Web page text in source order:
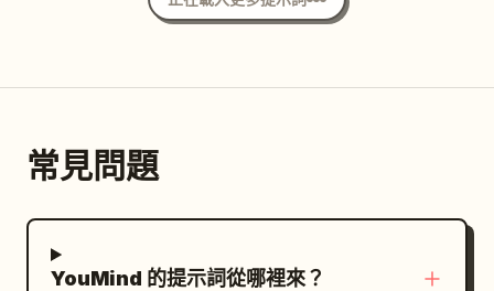
掛鉤掛著淺藍色蓬鬆毛巾，藤編洗衣籃裝滿彩
Artstation 熱門趨勢。
常見問題
YouMind 的提示詞從哪裡來？